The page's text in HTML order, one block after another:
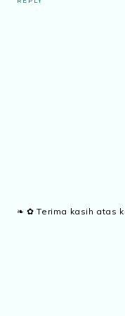
❧ ✿ Terima kasih atas